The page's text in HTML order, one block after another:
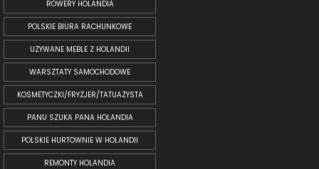
ROWERY HOLANDIA
POLSKIE BIURA RACHUNKOWE
UŻYWANE MEBLE Z HOLANDII
WARSZTATY SAMOCHODOWE
KOSMETYCZKI/FRYZJER/TATUAŻYSTA
PANU SZUKA PANA HOLANDIA
POLSKIE HURTOWNIE W HOLANDII
REMONTY HOLANDIA